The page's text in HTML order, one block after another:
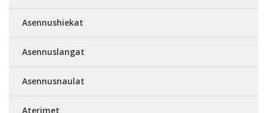
Asennushiekat
Asennuslangat
Asennusnaulat
Aterimet